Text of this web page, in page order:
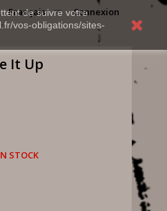
de suivre votre
vos-obligations/sites-
Connexion
Français
It Up
STOCK